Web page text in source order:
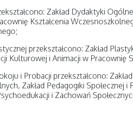
Zakład Dydaktyki
Kształcenia
przekształcono: Zakład
Kulturowej i Animacji w Pracownię
i Probacji przekształcono:
Zakład Pedagogiki Społecznej
i Zachowań